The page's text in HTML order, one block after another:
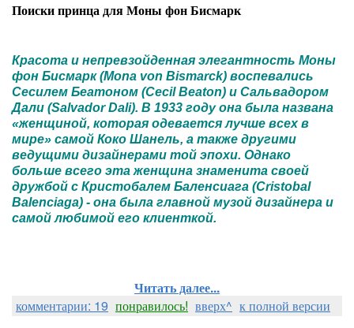
Поиски принца для Моны фон Бисмарк
Красота и непревзойденная элегантность Моны
фон Бисмарк (Mona von Bismarck) воспевались
Сесилем Беатоном (Cecil Beaton) и Сальвадором
Дали (Salvador Dali). В 1933 году она была названа
«женщиной, которая одевается лучше всех в
мире» самой Коко Шанель, а также другими
ведущими дизайнерами той эпохи. Однако
больше всего эта женщина знаменита своей
дружбой с Кристобалем Баленсиага (Cristobal
Balenciaga) - она была главной музой дизайнера и
самой любимой его клиенткой.
Читать далее...
комментарии: 19 понравилось! вверх^ к полной версии